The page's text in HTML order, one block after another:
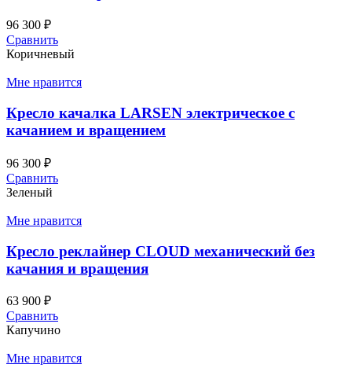
96 300 ₽
Сравнить
Коричневый
Мне нравится
Кресло качалка LARSEN электрическое с
качанием и вращением
96 300 ₽
Сравнить
Зеленый
Мне нравится
Кресло реклайнер CLOUD механический без
качания и вращения
63 900 ₽
Сравнить
Капучино
Мне нравится